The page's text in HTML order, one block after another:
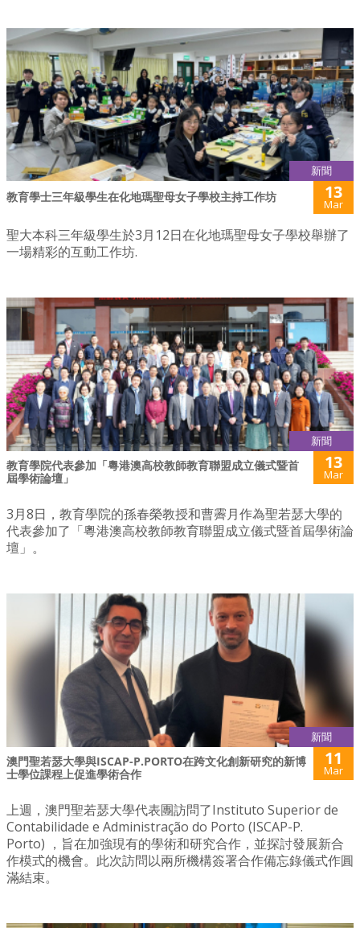
新聞
教育學士三年級學生在化地瑪聖母女子學校主持工作坊 13
Mar
聖大本科三年級學生於3月12日在化地瑪聖母女子學校舉辦了
一場精彩的互動工作坊.
新聞
教育學院代表參加「粵港澳高校教師教育聯盟成立儀式暨首
屆學術論壇」
13
Mar
3月8日，教育學院的孫春榮教授和曹霽月作為聖若瑟大學的
代表參加了「粵港澳高校教師教育聯盟成立儀式暨首屆學術論
壇」。
新聞
澳門聖若瑟大學與ISCAP-P.PORTO在跨文化創新研究的新博
士學位課程上促進學術合作
11
Mar
上週，澳門聖若瑟大學代表團訪問了Instituto Superior de
Contabilidade e Administração do Porto (ISCAP-P.
Porto) ，旨在加強現有的學術和研究合作，並探討發展新合
作模式的機會。此次訪問以兩所機構簽署合作備忘錄儀式作圓
滿結束。